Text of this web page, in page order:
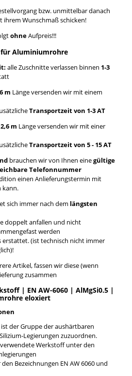
bzw. unmittelbar danach
ihrem Wunschmaß schicken!
ohneAufpreis!!!
für Aluminiumrohre
alle Zuschnitte verlassen binnen 1-3
m Länge versenden wir mit einem
Transportzeit von 1-3 AT
m Länge versenden wir mit einer
Transportzeit von 5 - 15 AT
brauchen wir von Ihnen einegültige
Telefonnummer
einen Anlieferungstermin mit
kann.
sich immer nach dem längsten
doppelt anfallen und nicht
werden
erstattet. (ist technisch nicht immer
Artikel, fassen wir diese (wenn
zusammen
| EN AW-6060 | AlMgSi0.5 |
eloxiert
der Gruppe der aushärtbaren
Legierungen zuzuordnen.
Werkstoff unter den
Bezeichnungen EN AW 6060 und